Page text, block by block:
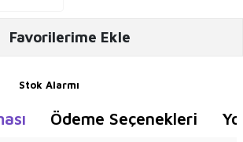
Favorilerime Ekle
Stok Alarmı
Ödeme Seçenekleri